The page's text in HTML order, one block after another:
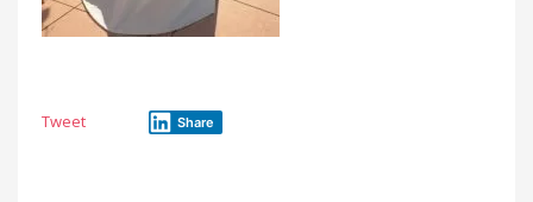
Tweet Share